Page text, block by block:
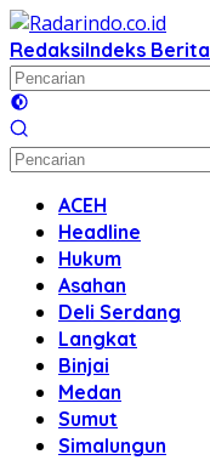
Langsung
ke
konten
RedaksiIndeks Berita
ACEH
Headline
Hukum
Asahan
Deli Serdang
Langkat
Binjai
Medan
Sumut
Simalungun